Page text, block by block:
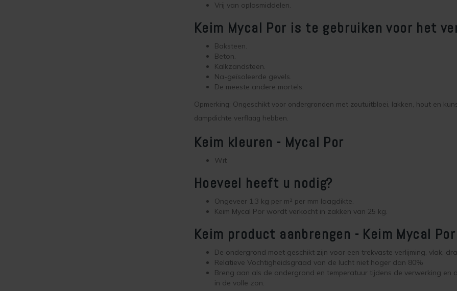
Vrij van oplosmiddelen.
Keim Mycal Por is te gebruiken voor het
Baksteen.
Beton.
Kalkzandsteen.
Na-geïsoleerde gevels.
De meeste andere mortels.
Opmerking: Ongeschikt voor ondergronden met zoutuitbloei, lakken, hout en
dampdichte verflaag hebben.
Keim kleuren - Mycal Por
Wit
Hoeveel heeft u nodig?
Ongeveer 1,3 kg per m² per mm laagdikte.
Keim Mycal Por wordt verkocht in zakken van 25 kg.
Keim product aanbrengen - Keim Mycal Por
De ondergrond moet geschikt zijn voor een trekvaste verlijming, vlak,
Relatieve Vochtigheidsgraad van de lucht niet hoger dan 80%
Breng aan als de ondergrond en temperatuur tijdens de verwerking
in de volle zon.